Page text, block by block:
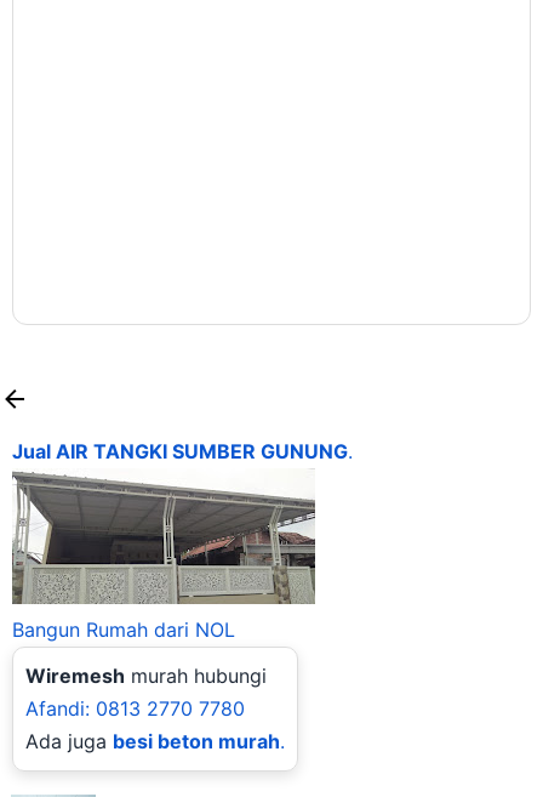
Jual AIR TANGKI SUMBER GUNUNG.
Bangun Rumah dari NOL
Wiremesh murah hubungi
Afandi: 0813 2770 7780
Ada juga besi beton murah.